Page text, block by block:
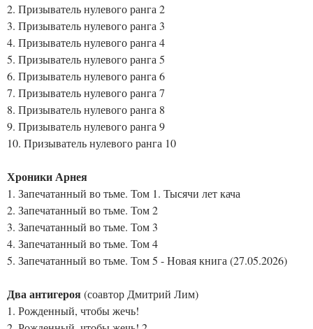
2. Призыватель нулевого ранга 2
3. Призыватель нулевого ранга 3
4. Призыватель нулевого ранга 4
5. Призыватель нулевого ранга 5
6. Призыватель нулевого ранга 6
7. Призыватель нулевого ранга 7
8. Призыватель нулевого ранга 8
9. Призыватель нулевого ранга 9
10. Призыватель нулевого ранга 10
Хроники Арнея
1. Запечатанный во тьме. Том 1. Тысячи лет кача
2. Запечатанный во тьме. Том 2
3. Запечатанный во тьме. Том 3
4. Запечатанный во тьме. Том 4
5. Запечатанный во тьме. Том 5 - Новая книга (27.05.2026)
Два антигероя(соавтор Дмитрий Лим)
1. Рожденный, чтобы жечь!